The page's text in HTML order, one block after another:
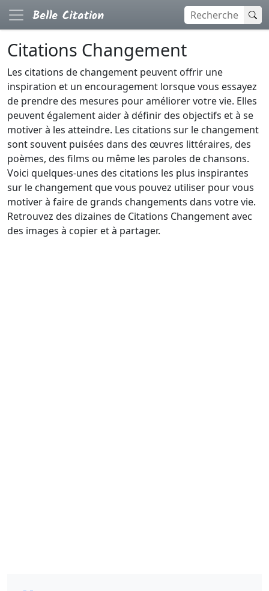
Citations Changement
Les citations de changement peuvent offrir une
inspiration et un encouragement lorsque vous essayez
de prendre des mesures pour améliorer votre vie. Elles
peuvent également aider à définir des objectifs et à se
motiver à les atteindre. Les citations sur le changement
sont souvent puisées dans des œuvres littéraires, des
poèmes, des films ou même les paroles de chansons.
Voici quelques-unes des citations les plus inspirantes
sur le changement que vous pouvez utiliser pour vous
motiver à faire de grands changements dans votre vie.
Retrouvez des dizaines de Citations Changement avec
des images à copier et à partager.